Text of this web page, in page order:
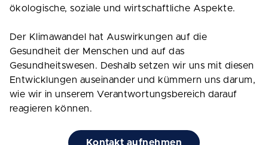
ökologische, soziale und wirtschaftliche Aspekte.
Der Klimawandel hat Auswirkungen auf die
Gesundheit der Menschen und auf das
Gesundheitswesen. Deshalb setzen wir uns mit diesen
Entwicklungen auseinander und kümmern uns darum,
wie wir in unserem Verantwortungsbereich darauf
reagieren können.
Kontakt aufnehmen